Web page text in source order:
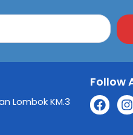
Lombok KM.3
Follow